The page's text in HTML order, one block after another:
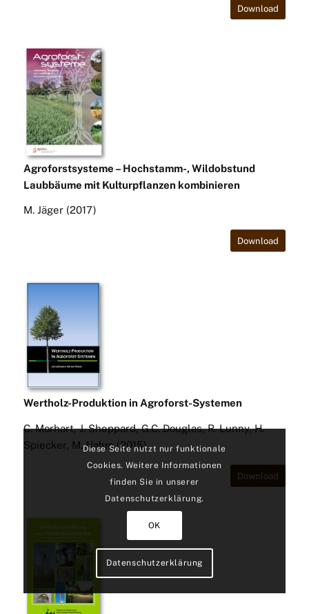
Download
Agroforstsysteme – Hochstamm-, Wildobstund
Laubbäume mit Kulturpflanzen kombinieren
M. Jäger (2017)
Download
Wertholz-Produktion in Agroforst-Systemen
C. Morhart, J. Sheppard, G.C. Douglas, R. Lunny, H.
Spiecker, M. Nahm (2015)
Download
Diese Seite nutzt nur funktionale
Cookies. Weitere Informationen
finden Sie in unserer
Datenschutzerklärung.
OK
Datenschutzerklärung